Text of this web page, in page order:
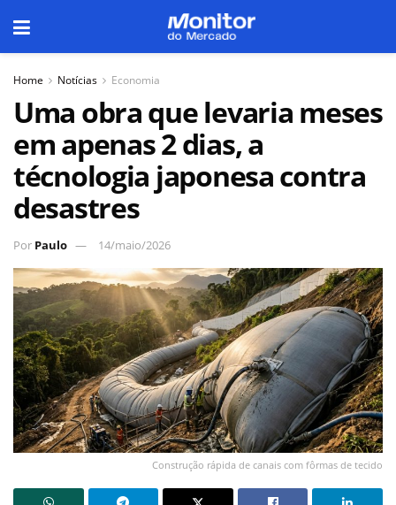
Home Notícias Economia
Uma obra que levaria meses
em apenas 2 dias, a
técnologia japonesa contra
desastres
Por Paulo 14/maio/2026
Construção rápida de canais com fôrmas de tecido